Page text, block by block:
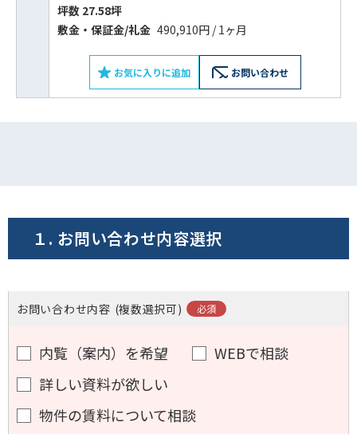
坪数 27.58坪
敷⾦‧保証⾦/礼⾦ 490,910円 / 1ヶ月
お気に入りに追加 お問い合わせ
ビルコード：172272
をお伝えいただくと
スムーズにご案内できます
フォームでお問い合わせ
１. お問い合わせ内容選択
お問い合わせ内容 (複数選択可)
内覧（案内）を希望
WEBで相談
詳しい資料が欲しい
物件の賃料について相談